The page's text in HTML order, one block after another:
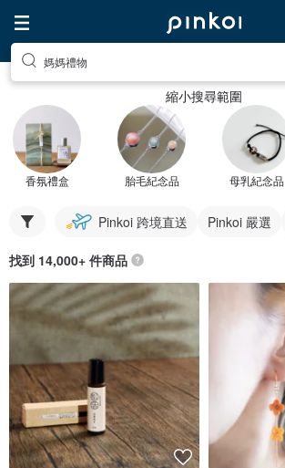
媽媽禮物
縮小搜尋範圍
香氛禮盒 胎毛紀念品 母乳紀念品
Pinkoi 跨境直送 Pinkoi 嚴選
找到 14,000+ 件商品